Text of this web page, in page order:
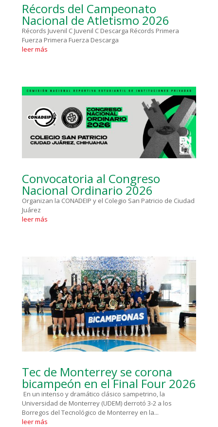
Récords del Campeonato
Nacional de Atletismo 2026
Récords Juvenil C Juvenil C Descarga Récords Primera
Fuerza Primera Fuerza Descarga
leer más
Convocatoria al Congreso
Nacional Ordinario 2026
Organizan la CONADEIP y el Colegio San Patricio de Ciudad
Juárez
leer más
Tec de Monterrey se corona
bicampeón en el Final Four 2026
En un intenso y dramático clásico sampetrino, la
Universidad de Monterrey (UDEM) derrotó 3-2 a los
Borregos del Tecnológico de Monterrey en la...
leer más